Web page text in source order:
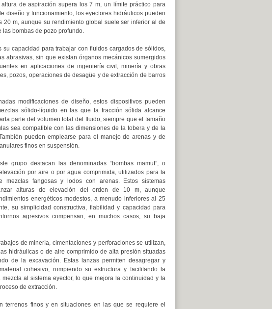
de aspiración supera los 7 m, un límite práctico para
diseño y funcionamiento, los eyectores hidráulicos pueden
m, aunque su rendimiento global suele ser inferior al de
bombas de pozo profundo.
capacidad para trabajar con fluidos cargados de sólidos,
abrasivas, sin que existan órganos mecánicos sumergidos
en aplicaciones de ingeniería civil, minería y obras
pozos, operaciones de desagüe y de extracción de barros
modificaciones de diseño, estos dispositivos pueden
sólido-líquido en las que la fracción sólida alcance
parte del volumen total del fluido, siempre que el tamaño
sea compatible con las dimensiones de la tobera y de la
pueden emplearse para el manejo de arenas y de
finos en suspensión.
grupo destacan las denominadas “bombas mamut”, o
por aire o por agua comprimida, utilizados para la
mezclas fangosas y lodos con arenas. Estos sistemas
alturas de elevación del orden de 10 m, aunque
energéticos modestos, a menudo inferiores al 25
su simplicidad constructiva, fiabilidad y capacidad para
agresivos compensan, en muchos casos, su baja
de minería, cimentaciones y perforaciones se utilizan,
hidráulicas o de aire comprimido de alta presión situadas
de la excavación. Estas lanzas permiten desagregar y
cohesivo, rompiendo su estructura y facilitando la
mezcla al sistema eyector, lo que mejora la continuidad y la
de extracción.
terrenos finos y en situaciones en las que se requiere el